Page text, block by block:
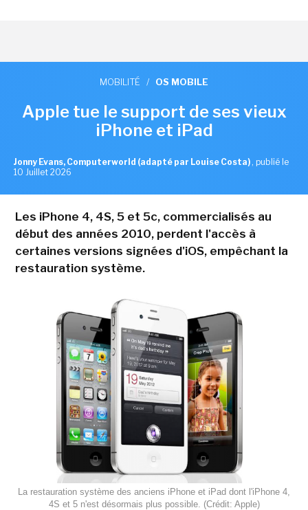
MOBILITÉ / OS MOBILE
Apple tue le support de ses vieux
iPhone et iPad
Jonny Evans, Computerworld (adapté par Louise Costa) , publié le
10 Juillet 2026
Les iPhone 4, 4S, 5 et 5c, commercialisés au
début des années 2010, perdent l'accès à
certaines versions signées d'iOS, empêchant la
restauration système.
La restauration système des anciens iPhone et iPad dont l'iPhone 4,
4S et 5 n'est désormais plus possible. (Crédit: Apple)